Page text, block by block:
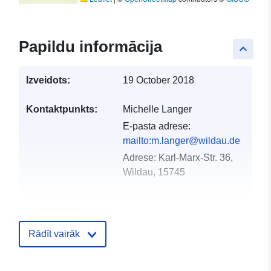
keyboard_arrow_up
Papildu informācija
Izveidots: 19 October 2018
Kontaktpunkts:
Michelle Langer
E-pasta adrese:
mailto:m.langer@wildau.de
Adrese: Karl-Marx-Str. 36,
Wildau, 15745
Rādīt vairāk